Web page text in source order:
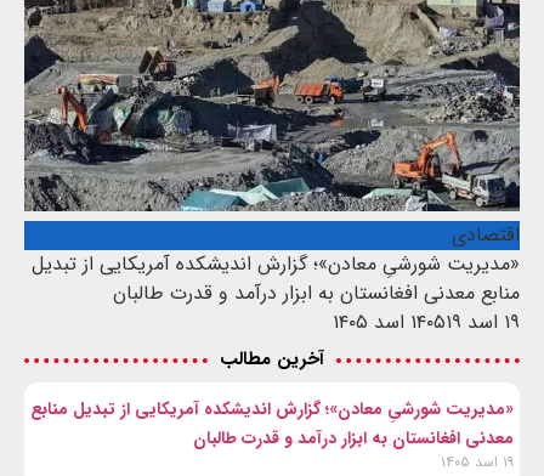
اقتصادی
«مدیریت شورشیِ معادن»؛ گزارش اندیشکده آمریکایی از تبدیل
منابع معدنی افغانستان به ابزار درآمد و قدرت طالبان
۱۹ اسد ۱۴۰۵
۱۹ اسد ۱۴۰۵
آخرین مطالب
«مدیریت شورشیِ معادن»؛ گزارش اندیشکده آمریکایی از تبدیل منابع
معدنی افغانستان به ابزار درآمد و قدرت طالبان
۱۹ اسد ۱۴۰۵